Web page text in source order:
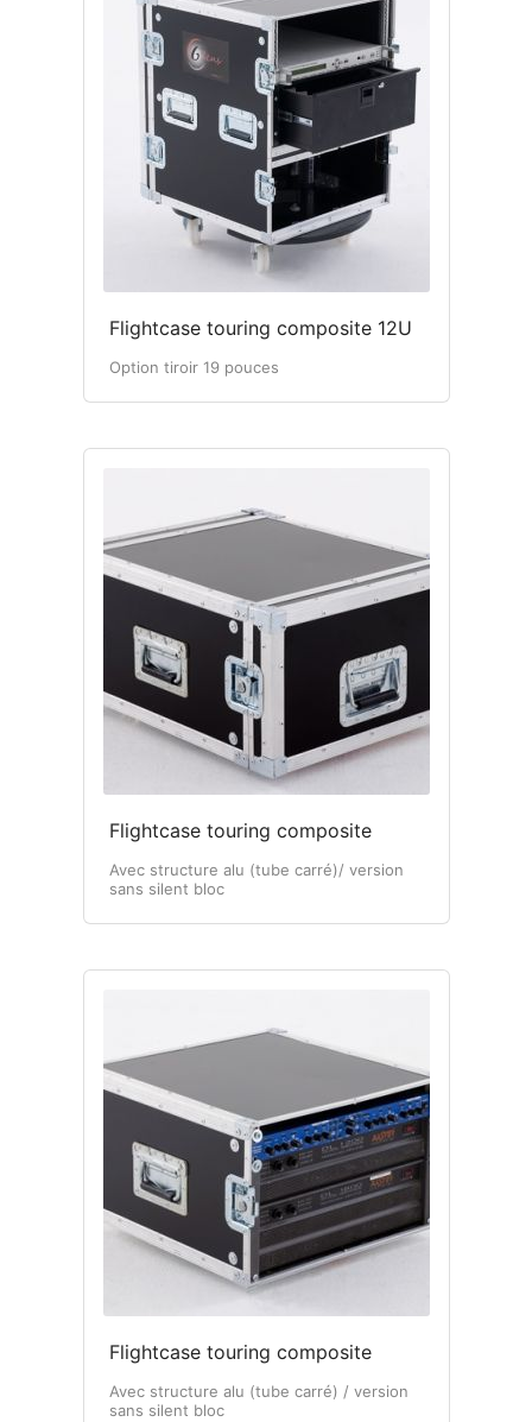
Flightcase touring composite 12U
Option tiroir 19 pouces
Flightcase touring composite
Avec structure alu (tube carré)/ version
sans silent bloc
Flightcase touring composite
Avec structure alu (tube carré) / version
sans silent bloc